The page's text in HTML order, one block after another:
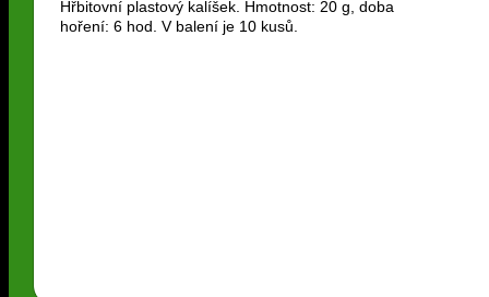
Hřbitovní plastový kalíšek. Hmotnost: 20 g, doba
hoření: 6 hod. V balení je 10 kusů.